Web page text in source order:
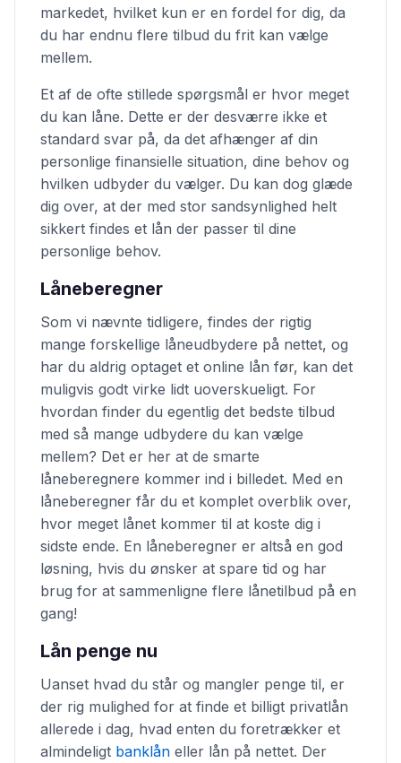
markedet, hvilket kun er en fordel for dig, da
du har endnu flere tilbud du frit kan vælge
mellem.
Et af de ofte stillede spørgsmål er hvor meget
du kan låne. Dette er der desværre ikke et
standard svar på, da det afhænger af din
personlige finansielle situation, dine behov og
hvilken udbyder du vælger. Du kan dog glæde
dig over, at der med stor sandsynlighed helt
sikkert findes et lån der passer til dine
personlige behov.
Låneberegner
Som vi nævnte tidligere, findes der rigtig
mange forskellige låneudbydere på nettet, og
har du aldrig optaget et online lån før, kan det
muligvis godt virke lidt uoverskueligt. For
hvordan finder du egentlig det bedste tilbud
med så mange udbydere du kan vælge
mellem? Det er her at de smarte
låneberegnere kommer ind i billedet. Med en
låneberegner får du et komplet overblik over,
hvor meget lånet kommer til at koste dig i
sidste ende. En låneberegner er altså en god
løsning, hvis du ønsker at spare tid og har
brug for at sammenligne flere lånetilbud på en
gang!
Lån penge nu
Uanset hvad du står og mangler penge til, er
der rig mulighed for at finde et billigt privatlån
allerede i dag, hvad enten du foretrækker et
almindeligt banklån eller lån på nettet. Der